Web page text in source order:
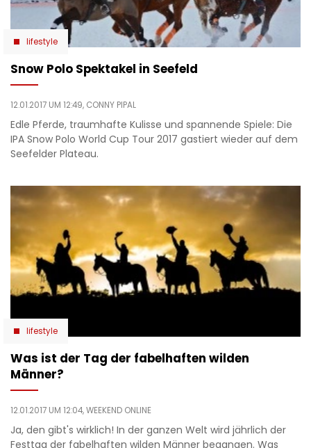
lifestyle
Snow Polo Spektakel in Seefeld
12.01.2017 UM 12:49, CONNY PIPAL
Edle Pferde, traumhafte Kulisse und spannende Spiele: Die
IPA Snow Polo World Cup Tour 2017 gastiert wieder auf dem
Seefelder Plateau.
lifestyle
Was ist der Tag der fabelhaften wilden
Männer?
12.01.2017 UM 12:04,WEEKEND ONLINE
Ja, den gibt's wirklich! In der ganzen Welt wird jährlich der
Festtag der fabelhaften wilden Männer begangen. Was